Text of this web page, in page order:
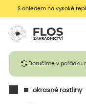
S ohledem na vysoké
Doručíme v pořádku
okrasné rostliny